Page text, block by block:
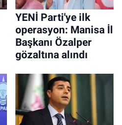
YENİ Parti'ye ilk
operasyon: Manisa İl
Başkanı Özalper
gözaltına alındı